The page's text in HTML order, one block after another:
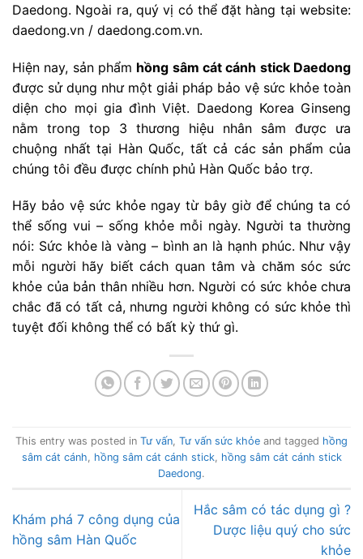
Daedong. Ngoài ra, quý vị có thể đặt hàng tại website:
daedong.vn / daedong.com.vn.
Hiện nay, sản phẩm hồng sâm cát cánh stick Daedong
được sử dụng như một giải pháp bảo vệ sức khỏe toàn
diện cho mọi gia đình Việt. Daedong Korea Ginseng
nằm trong top 3 thương hiệu nhân sâm được ưa
chuộng nhất tại Hàn Quốc, tất cả các sản phẩm của
chúng tôi đều được chính phủ Hàn Quốc bảo trợ.
Hãy bảo vệ sức khỏe ngay từ bây giờ để chúng ta có
thể sống vui – sống khỏe mỗi ngày. Người ta thường
nói: Sức khỏe là vàng – bình an là hạnh phúc. Như vậy
mỗi người hãy biết cách quan tâm và chăm sóc sức
khỏe của bản thân nhiều hơn. Người có sức khỏe chưa
chắc đã có tất cả, nhưng người không có sức khỏe thì
tuyệt đối không thể có bất kỳ thứ gì.
This entry was posted in Tư vấn Tư vấn sức khỏe and tagged hồng
sâm cát cánh
hồng sâm cát cánh stick, hồng sâm cát cánh stick
Daedong.
Khám phá 7 công dụng của
hồng sâm Hàn Quốc
Hắc sâm có tác dụng gì ?
Dược liệu quý cho sức
khỏe